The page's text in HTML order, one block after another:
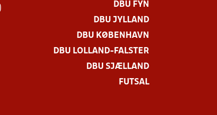
DBU FYN
DBU JYLLAND
DBU KØBENHAVN
DBU LOLLAND-FALSTER
DBU SJÆLLAND
FUTSAL